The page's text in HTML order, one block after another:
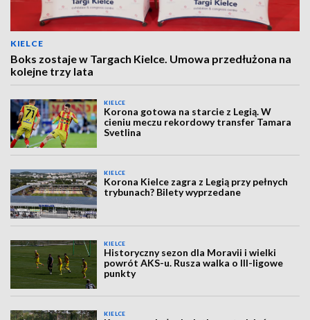
KIELCE
Boks zostaje w Targach Kielce. Umowa przedłużona na
kolejne trzy lata
KIELCE
Korona gotowa na starcie z Legią. W
cieniu meczu rekordowy transfer Tamara
Svetlina
KIELCE
Korona Kielce zagra z Legią przy pełnych
trybunach? Bilety wyprzedane
KIELCE
Historyczny sezon dla Moravii i wielki
powrót AKS-u. Rusza walka o III-ligowe
punkty
KIELCE